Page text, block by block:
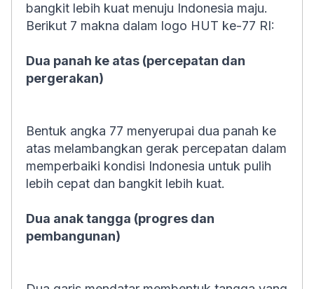
bangkit lebih kuat menuju Indonesia maju.
Berikut 7 makna dalam logo HUT ke-77 RI:
Dua panah ke atas (percepatan dan
pergerakan)
Bentuk angka 77 menyerupai dua panah ke
atas melambangkan gerak percepatan dalam
memperbaiki kondisi Indonesia untuk pulih
lebih cepat dan bangkit lebih kuat.
Dua anak tangga (progres dan
pembangunan)